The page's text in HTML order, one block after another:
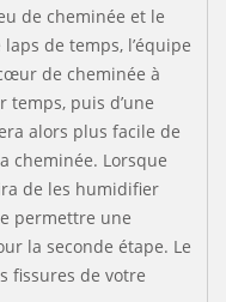
de cheminée et le
de temps, l’équipe
de cheminée à
temps, puis d’une
alors plus facile de
cheminée. Lorsque
de les humidifier
permettre une
la seconde étape. Le
fissures de votre